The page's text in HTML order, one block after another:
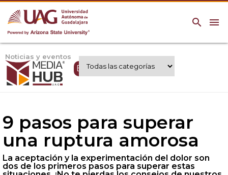
menu
search
Noticias y eventos
Expertos UAG
9 pasos para superar
una ruptura amorosa
La aceptación y la experimentación del dolor son
dos de los primeros pasos para superar estas